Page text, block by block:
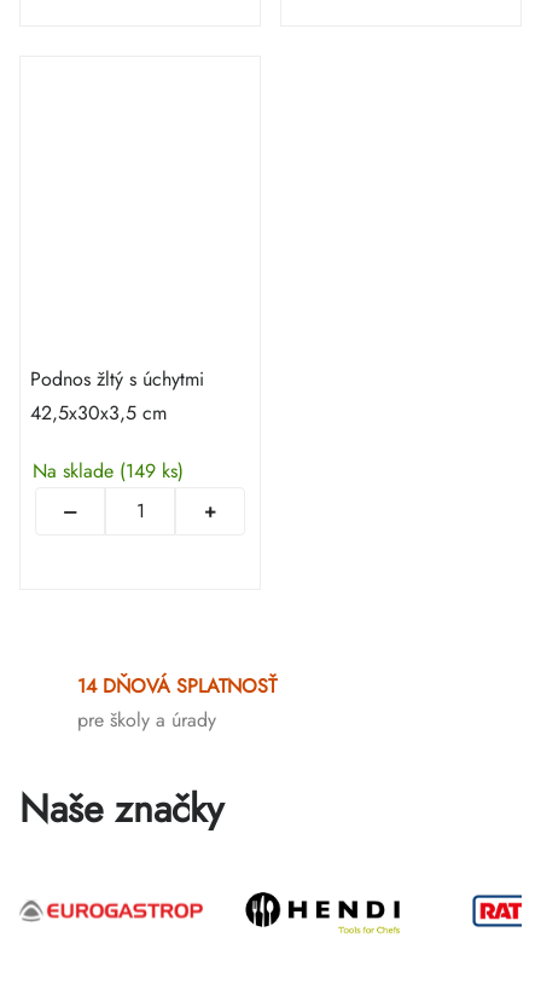
Podnos žltý s úchytmi
42,5x30x3,5 cm
Na sklade (149 ks)
prvky
14 DŇOVÁ SPLATNOSŤ
pre školy a úrady
Naše značky